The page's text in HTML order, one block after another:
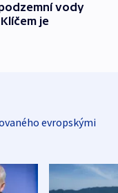
vody
je
evropskými